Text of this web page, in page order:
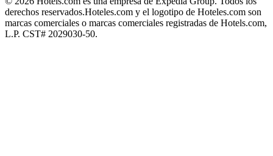
derechos reservados.Hoteles.com y el logotipo de Hoteles.com son
marcas comerciales o marcas comerciales registradas de Hotels.com,
L.P. CST# 2029030-50.